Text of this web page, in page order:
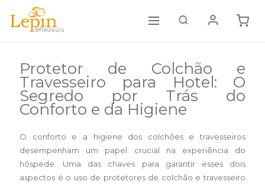
Protetor de Colchão e
Travesseiro para Hotel: O
Segredo por Trás do
Conforto e da Higiene
O conforto e a higiene dos colchões e travesseiros
desempenham um papel crucial na experiência do
hóspede. Uma das chaves para garantir esses dois
aspectos é o uso de protetores de colchão e travesseiro